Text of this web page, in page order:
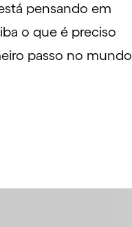
pensando em
o que é preciso
passo no mundo